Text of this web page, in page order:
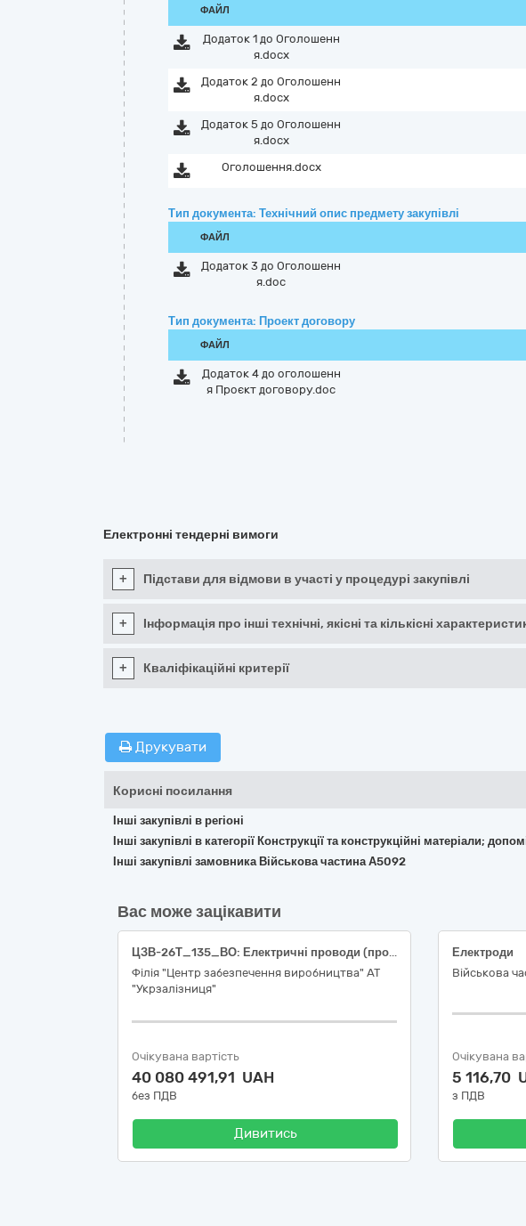
ФАЙЛ
Додаток 1 до Оголошенн
я.docx
Додаток 2 до Оголошенн
я.docx
Додаток 5 до Оголошенн
я.docx
Оголошення.docx
Тип документа: Технічний опис предмету закупівлі
ФАЙЛ
Додаток 3 до Оголошенн
я.doc
Тип документа: Проект договору
ФАЙЛ
Додаток 4 до оголошенн
я Проєкт договору.doc
Електронні тендерні вимоги
+ Підстави для відмови в участі у процедурі закупівлі
+ Інформація про інші технічні, якісні та кількісні
+ Кваліфікаційні критерії
Друкувати
Корисні посилання
Інші закупівлі в регіоні
Інші закупівлі в категорії Конструкції та конструкційні матеріали;
Інші закупівлі замовника Військова частина А5092
Вас може зацікавити
ЦЗВ-26Т_135_ВО: Електричні проводи (провід контактний НЛФ-100) (44310000-6 Вироби з дроту)
Філія "Центр забезпечення виробництва" АТ
"Укрзалізниця"
Очікувана вартість
40 080 491,91 UAH
без ПДВ
Дивитись
Електроди
Військова
Очікувана
5 116,70
з ПДВ